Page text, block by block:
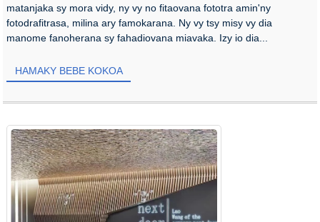
matanjaka sy mora vidy, ny vy no fitaovana fototra amin'ny
fotodrafitrasa, milina ary famokarana. Ny vy tsy misy vy dia
manome fanoherana sy fahadiovana miavaka. Izy io dia...
HAMAKY BEBE KOKOA